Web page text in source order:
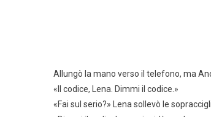
Allungò la mano verso il telefono, ma
«Il codice, Lena. Dimmi il codice.»
«Fai sul serio?» Lena sollevò le